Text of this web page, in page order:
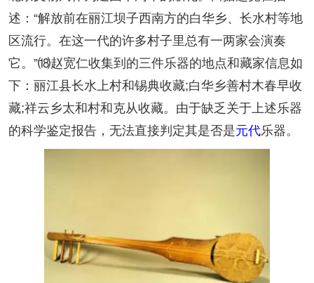
述：“解放前在丽江坝子西南方的白华乡、长水村等地
区流行。在这一代的许多村子里总有一两家会演奏
它。”⒅赵宽仁收集到的三件乐器的地点和藏家信息如
下：丽江县长水上村和锡典收藏;白华乡善村木春早收
藏;祥云乡太和村和克从收藏。由于缺乏关于上述乐器
的科学鉴定报告，无法直接判定其是否是元代乐器。